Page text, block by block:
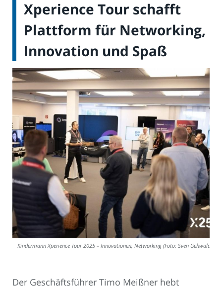
Xperience Tour schafft
Plattform für Networking,
Innovation und Spaß
Kindermann Xperience Tour 2025 – Innovationen, Networking (Foto: Sven Gehwald)
Der Geschäftsführer Timo Meißner hebt